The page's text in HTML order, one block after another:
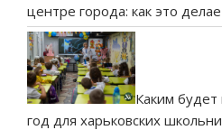
центре города: как это
Каким
год для харьковских